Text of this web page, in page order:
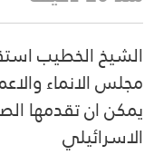
الشيخ الخطيب
مجلس الانماء
يمكن ان تقدمها
الاسرائيلي